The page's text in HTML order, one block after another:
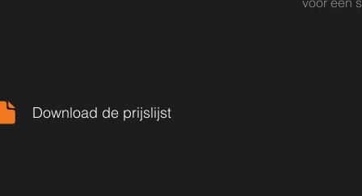
Download de prijslijst